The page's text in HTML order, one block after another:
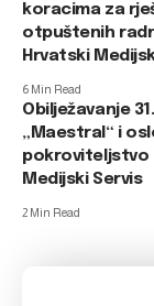
koracima za
otpuštenih
Hrvatski
6 Min Read
Obilježavanje
„Maestral“ i
pokroviteljstvo
Medijski Servis
2 Min Read